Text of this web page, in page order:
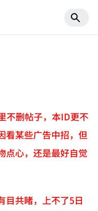
不删帖子，本ID更不
看某些广告中招，但
点心，还是最好自觉
目共睹，上不了5日